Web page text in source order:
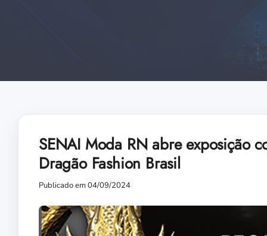
SENAI Moda RN abre exposição
Dragão Fashion Brasil
Publicado em 04/09/2024